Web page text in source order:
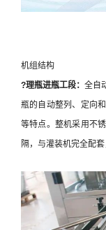
机组结构
?理瓶进瓶工段： 全自
瓶的自动整列、定向
等特点。整机采用不
隔，与灌装机完全配套